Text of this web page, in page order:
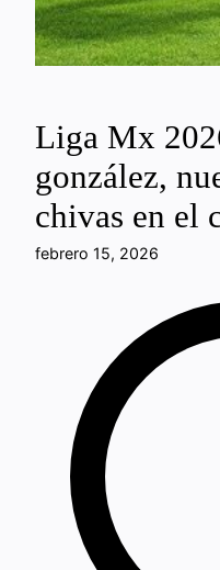
Liga Mx
gonzález,
chivas en el
febrero 15, 2026